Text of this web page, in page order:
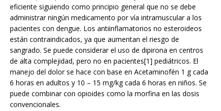
eficiente siguiendo como principio general que no se debe
administrar ningún medicamento por vía intramuscular a los
pacientes con dengue. Los antiinflamatorios no esteroideos
están contraindicados, ya que aumentan el riesgo de
sangrado. Se puede considerar el uso de dipirona en centros
de alta complejidad, pero no en pacientes[1] pediátricos. El
manejo del dolor se hace con base en Acetaminofén 1 g cada
6 horas en adultos y 10 – 15 mg/kg cada 6 horas en niños. Se
puede combinar con opioides como la morfina en las dosis
convencionales.